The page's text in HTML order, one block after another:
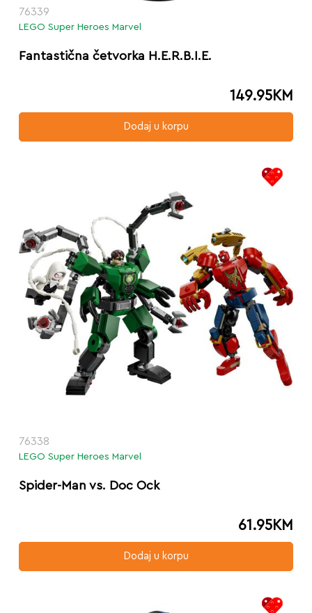
76339
LEGO Super Heroes Marvel
Fantastična četvorka H.E.R.B.I.E.
149.95KM
Dodaj u korpu
76338
LEGO Super Heroes Marvel
Spider-Man vs. Doc Ock
61.95KM
Dodaj u korpu